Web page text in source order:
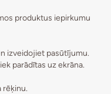
produktus iepirkumu
izveidojiet pasūtījumu.
parādītas uz ekrāna.
rēķinu.